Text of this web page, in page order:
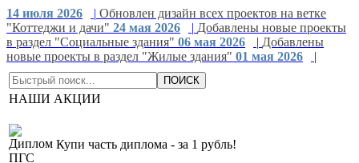
14 июля 2026
| Обновлен дизайн всех проектов на ветке
"Коттеджи и дачи" 24 мая 2026 | Добавлены новые проекты
в раздел "Социальные здания" 06 мая 2026 | Добавлены
новые проекты в раздел "Жилые здания" 01 мая 2026
|
Добавлены новые проекты в раздел "Промышленные здания"
НАШИ АКЦИИ
Купи часть диплома - за 1 рубль!